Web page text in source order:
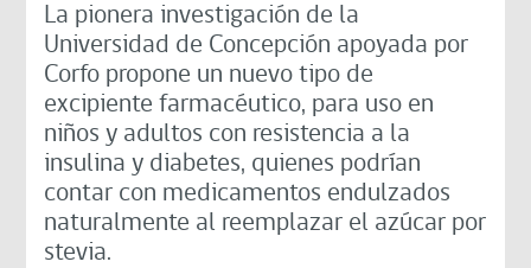
La pionera investigación de la
Universidad de Concepción apoyada por
Corfo propone un nuevo tipo de
excipiente farmacéutico, para uso en
niños y adultos con resistencia a la
insulina y diabetes, quienes podrían
contar con medicamentos endulzados
naturalmente al reemplazar el azúcar por
stevia.